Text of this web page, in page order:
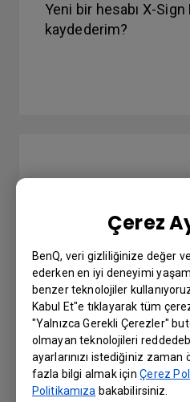
Çerez
BenQ, veri gizliliğinize değer
ederken en iyi deneyimi
benzer teknolojiler
Kabul Et"e tıklayarak tüm
"Yalnızca Gerekli Çerezler"
olmayan teknolojileri
ayarlarınızı istediğiniz
fazla bilgi almak içinÇerez
Politikamıza bakabilirsiniz.
Yeni bir hesabı X-Sign
kaydederim?
IFP bağlantısını
çözebilirim?